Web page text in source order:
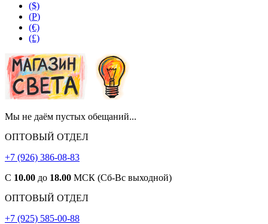
($)
(Р)
(€)
(£)
Мы не даём пустых обещаний...
ОПТОВЫЙ ОТДЕЛ
+7 (926) 386-08-83
С 10.00 до 18.00 МСК (Сб-Вс выходной)
ОПТОВЫЙ ОТДЕЛ
+7 (925) 585-00-88